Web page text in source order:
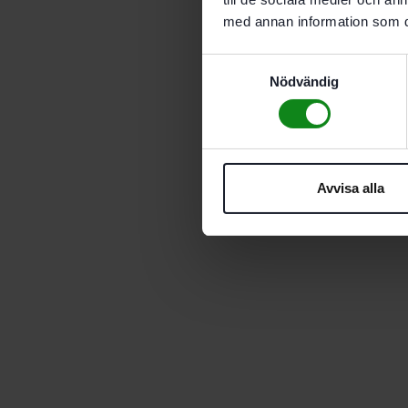
med annan information som
Nödvändig
Avvisa alla